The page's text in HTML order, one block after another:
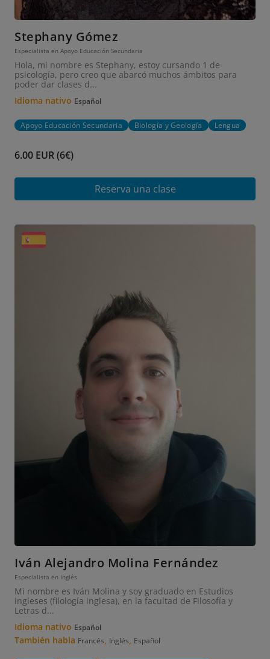
Stephany Gómez
Especialista en Apoyo Educación Secundaria
Hola, mi nombre es Stephany, estoy cursando 1 de
psicología, pero creo que abarcó muchos ámbitos para
poder dar clases d...
Idioma nativo Español
Apoyo Educación Secundaria Biología y Geología Lengua
6.00 EUR (6€)
Reserva una clase
Iván Alejandro Molina Fernández
Especialista en Inglés
Mi nombre es Iván Molina y soy graduado en Estudios
ingleses (filología inglesa), en la facultad de Filosofía y
Letras d...
Idioma nativo Español
También habla Francés, Inglés, Español